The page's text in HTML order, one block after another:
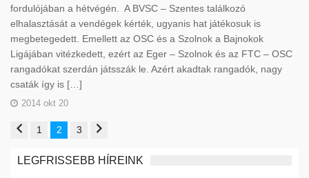
fordulójában a hétvégén. A BVSC – Szentes találkozó
elhalasztását a vendégek kérték, ugyanis hat játékosuk is
megbetegedett. Emellett az OSC és a Szolnok a Bajnokok
Ligájában vitézkedett, ezért az Eger – Szolnok és az FTC – OSC
rangadókat szerdán játsszák le. Azért akadtak rangadók, nagy
csaták így is […]
2014 okt 20
1 2 3
LEGFRISSEBB HÍREINK